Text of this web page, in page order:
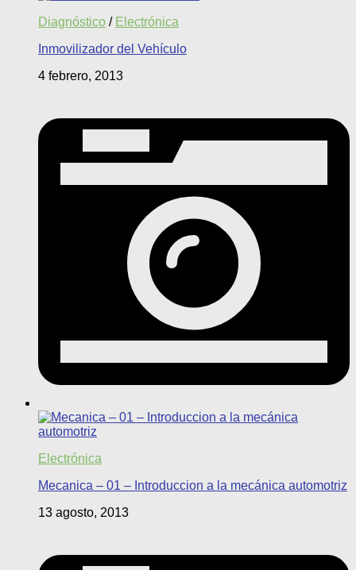
Diagnóstico / Electrónica
Inmovilizador del Vehículo
4 febrero, 2013
Electrónica
Mecanica – 01 – Introduccion a la mecánica automotriz
13 agosto, 2013